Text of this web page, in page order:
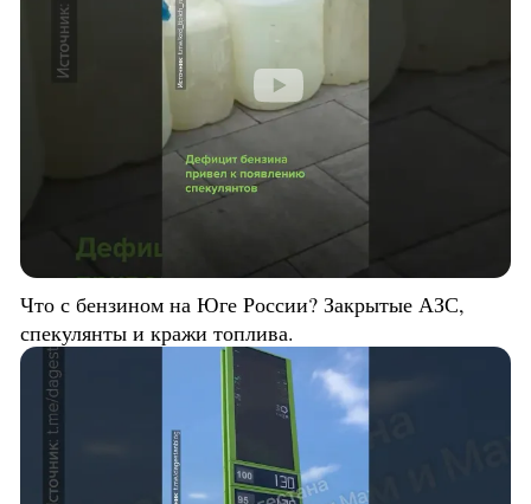
Что с бензином на Юге России? Закрытые АЗС,
спекулянты и кражи топлива.